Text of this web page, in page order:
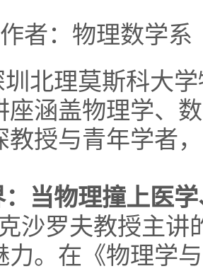
作者：物理数学系
北理莫斯科大
座涵盖物理学、
教授与青年学者
当物理撞上医
克沙罗夫教授主
力。在《物理学